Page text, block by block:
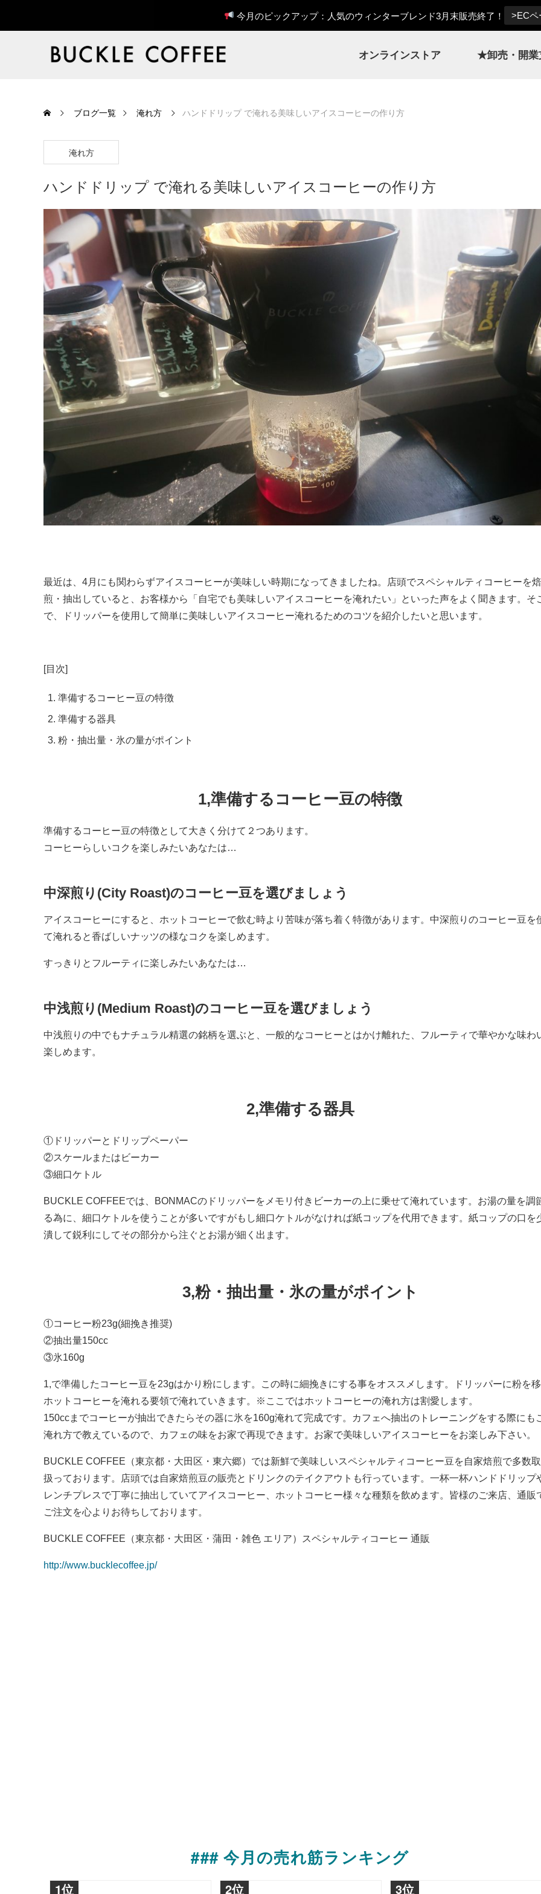
オンラインストア ★卸売・開業
ブログ一覧 淹れ方 ハンドドリップ で淹れる美味しいアイスコーヒーの作り方
淹れ方
ハンドドリップ で淹れる美味しいアイスコーヒーの作り方
最近は、4月にも関わらずアイスコーヒーが美味しい時期になってきましたね。店頭でスペシャルティコーヒーを焙
煎・抽出していると、お客様から「自宅でも美味しいアイスコーヒーを淹れたい」といった声をよく聞きます。そ
で、ドリッパーを使用して簡単に美味しいアイスコーヒー淹れるためのコツを紹介したいと思います。
[目次]
準備するコーヒー豆の特徴
準備する器具
粉・抽出量・氷の量がポイント
1,準備するコーヒー豆の特徴
準備するコーヒー豆の特徴として大きく分けて２つあります。
コーヒーらしいコクを楽しみたいあなたは…
中深煎り(City Roast)のコーヒー豆を選びましょう
アイスコーヒーにすると、ホットコーヒーで飲む時より苦味が落ち着く特徴があります。中深煎りのコーヒー豆を
て淹れると香ばしいナッツの様なコクを楽しめます。
すっきりとフルーティに楽しみたいあなたは…
中浅煎り(Medium Roast)のコーヒー豆を選びましょう
中浅煎りの中でもナチュラル精選の銘柄を選ぶと、一般的なコーヒーとはかけ離れた、フルーティで華やかな味わ
楽しめます。
2,準備する器具
①ドリッパーとドリップペーパー
②スケールまたはビーカー
③細口ケトル
BUCKLE COFFEEでは、BONMACのドリッパーをメモリ付きビーカーの上に乗せて淹れています。お湯の量を調
る為に、細口ケトルを使うことが多いですがもし細口ケトルがなければ紙コップを代用できます。紙コップの口を
潰して鋭利にしてその部分から注ぐとお湯が細く出ます。
3,粉・抽出量・氷の量がポイント
①コーヒー粉23g(細挽き推奨)
②抽出量150cc
③氷160g
1,で準備したコーヒー豆を23gはかり粉にします。この時に細挽きにする事をオススメします。ドリッパーに粉を
ホットコーヒーを淹れる要領で淹れていきます。※ここではホットコーヒーの淹れ方は割愛します。
150ccまでコーヒーが抽出できたらその器に氷を160g淹れて完成です。カフェへ抽出のトレーニングをする際にも
淹れ方で教えているので、カフェの味をお家で再現できます。お家で美味しいアイスコーヒーをお楽しみ下さい。
BUCKLE COFFEE（東京都・大田区・東六郷）では新鮮で美味しいスペシャルティコーヒー豆を自家焙煎で多数取
扱っております。店頭では自家焙煎豆の販売とドリンクのテイクアウトも行っています。一杯一杯ハンドドリップ
レンチプレスで丁寧に抽出していてアイスコーヒー、ホットコーヒー様々な種類を飲めます。皆様のご来店、通販
ご注文を心よりお待ちしております。
BUCKLE COFFEE（東京都・大田区・蒲田・雑色 エリア）スペシャルティコーヒー 通販
http://www.bucklecoffee.jp/
### 今月の売れ筋ランキング
1位 2位 3位
今月のピックアップ：人気のウィンターブレンド3月末販売終了！ >ECペ